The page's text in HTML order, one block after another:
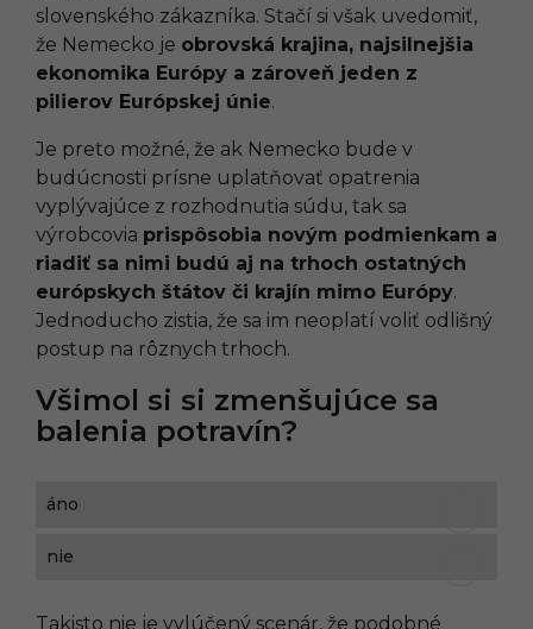
slovenského zákazníka. Stačí si však uvedomiť,
že Nemecko je obrovská krajina, najsilnejšia
ekonomika Európy a zároveň jeden z
pilierov Európskej únie.
Je preto možné, že ak Nemecko bude v
budúcnosti prísne uplatňovať opatrenia
vyplývajúce z rozhodnutia súdu, tak sa
výrobcovia prispôsobia novým podmienkam a
riadiť sa nimi budú aj na trhoch ostatných
európskych štátov či krajín mimo Európy.
Jednoducho zistia, že sa im neoplatí voliť odlišný
postup na rôznych trhoch.
Všimol si si zmenšujúce sa
balenia potravín?
áno
nie
Takisto nie je vylúčený scenár, že podobné